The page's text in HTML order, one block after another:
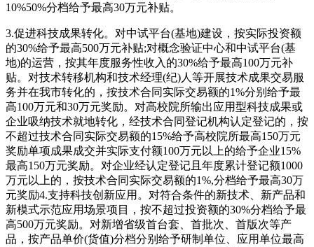
10%50%分档给予最高30万元补贴。
3.促进科技成果转化。对中试平台(基地)建设，按实际投资额
的30%给予最高500万元补贴;对概念验证中心和中试平台(基
地)的运营，按其年度服务性收入的30%给予最高100万元补
贴。对技术转移机构和技术经理(纪)人等开展技术成果交易服
务并在我市转化的，按技术合同实际交易额的1%分别给予最
高100万元和30万元奖励。对高校院所输出应用型科技成果或
企业吸纳技术就地转化，经技术合同登记机构认定登记的，按
不超过技术合同实际交易额的15%给予高校院所最高150万元
奖励单项成果成交并实际支付额100万元以上的给予企业15%
最高150万元奖励。对企业经认定登记且年度累计登记额1000
万元以上的，按技术合同实际交易额的1%,分档给予最高30万
元奖励4.支持科技创新应用。对符合条件的新技术、新产品和
新模式示范应用场景项目，按不超过投资额的30%分档给予最
高500万元奖励。对新增省级首台套、首批次、首版次等产
品，按产品单价(货值)分档分别给予研制单位、应用单位最高